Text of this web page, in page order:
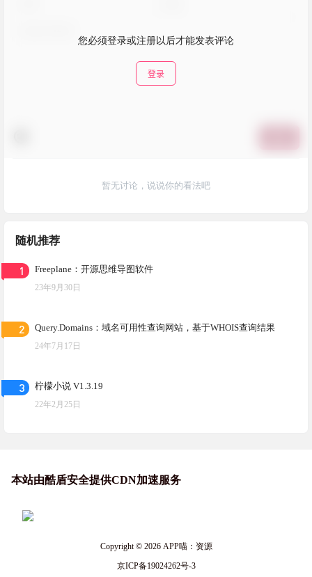
您必须登录或注册以后才能发表评论
登录
暂无讨论，说说你的看法吧
随机推荐
1 Freeplane：开源思维导图软件
23年9月30日
2 Query.Domains：域名可用性查询网站，基于WHOIS查询结果
24年7月17日
3 柠檬小说 V1.3.19
22年2月25日
本站由酷盾安全提供CDN加速服务
Copyright © 2026APP喵：资源
京ICP备19024262号-3